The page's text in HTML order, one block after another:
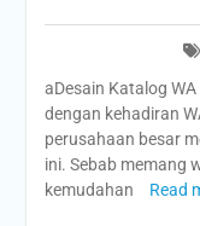
aDesain Katalog
dengan kehadiran
perusahaan besar
ini. Sebab memang
kemudahan
Read